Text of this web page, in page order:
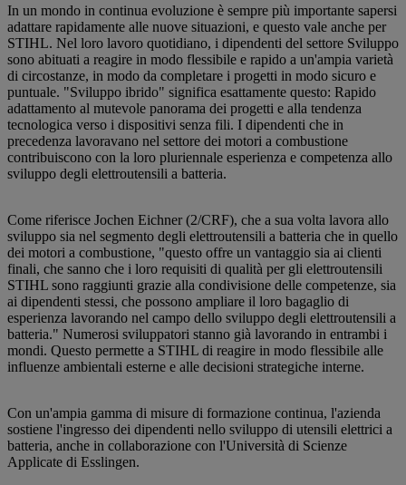
In un mondo in continua evoluzione è sempre più importante sapersi
adattare rapidamente alle nuove situazioni, e questo vale anche per
STIHL. Nel loro lavoro quotidiano, i dipendenti del settore Sviluppo
sono abituati a reagire in modo flessibile e rapido a un'ampia varietà
di circostanze, in modo da completare i progetti in modo sicuro e
puntuale. "Sviluppo ibrido" significa esattamente questo: Rapido
adattamento al mutevole panorama dei progetti e alla tendenza
tecnologica verso i dispositivi senza fili. I dipendenti che in
precedenza lavoravano nel settore dei motori a combustione
contribuiscono con la loro pluriennale esperienza e competenza allo
sviluppo degli elettroutensili a batteria.
Come riferisce Jochen Eichner (2/CRF), che a sua volta lavora allo
sviluppo sia nel segmento degli elettroutensili a batteria che in quello
dei motori a combustione, "questo offre un vantaggio sia ai clienti
finali, che sanno che i loro requisiti di qualità per gli elettroutensili
STIHL sono raggiunti grazie alla condivisione delle competenze, sia
ai dipendenti stessi, che possono ampliare il loro bagaglio di
esperienza lavorando nel campo dello sviluppo degli elettroutensili a
batteria." Numerosi sviluppatori stanno già lavorando in entrambi i
mondi. Questo permette a STIHL di reagire in modo flessibile alle
influenze ambientali esterne e alle decisioni strategiche interne.
Con un'ampia gamma di misure di formazione continua, l'azienda
sostiene l'ingresso dei dipendenti nello sviluppo di utensili elettrici a
batteria, anche in collaborazione con l'Università di Scienze
Applicate di Esslingen.